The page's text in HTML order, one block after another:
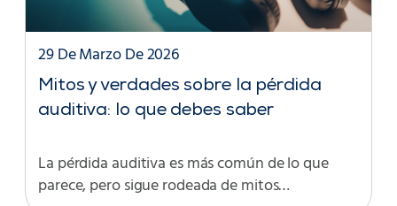
Mitos y verdades sobre la pérdida
auditiva: lo que debes saber
29 De Marzo De 2026
La pérdida auditiva es más común de lo que
parece, pero sigue rodeada de mitos…